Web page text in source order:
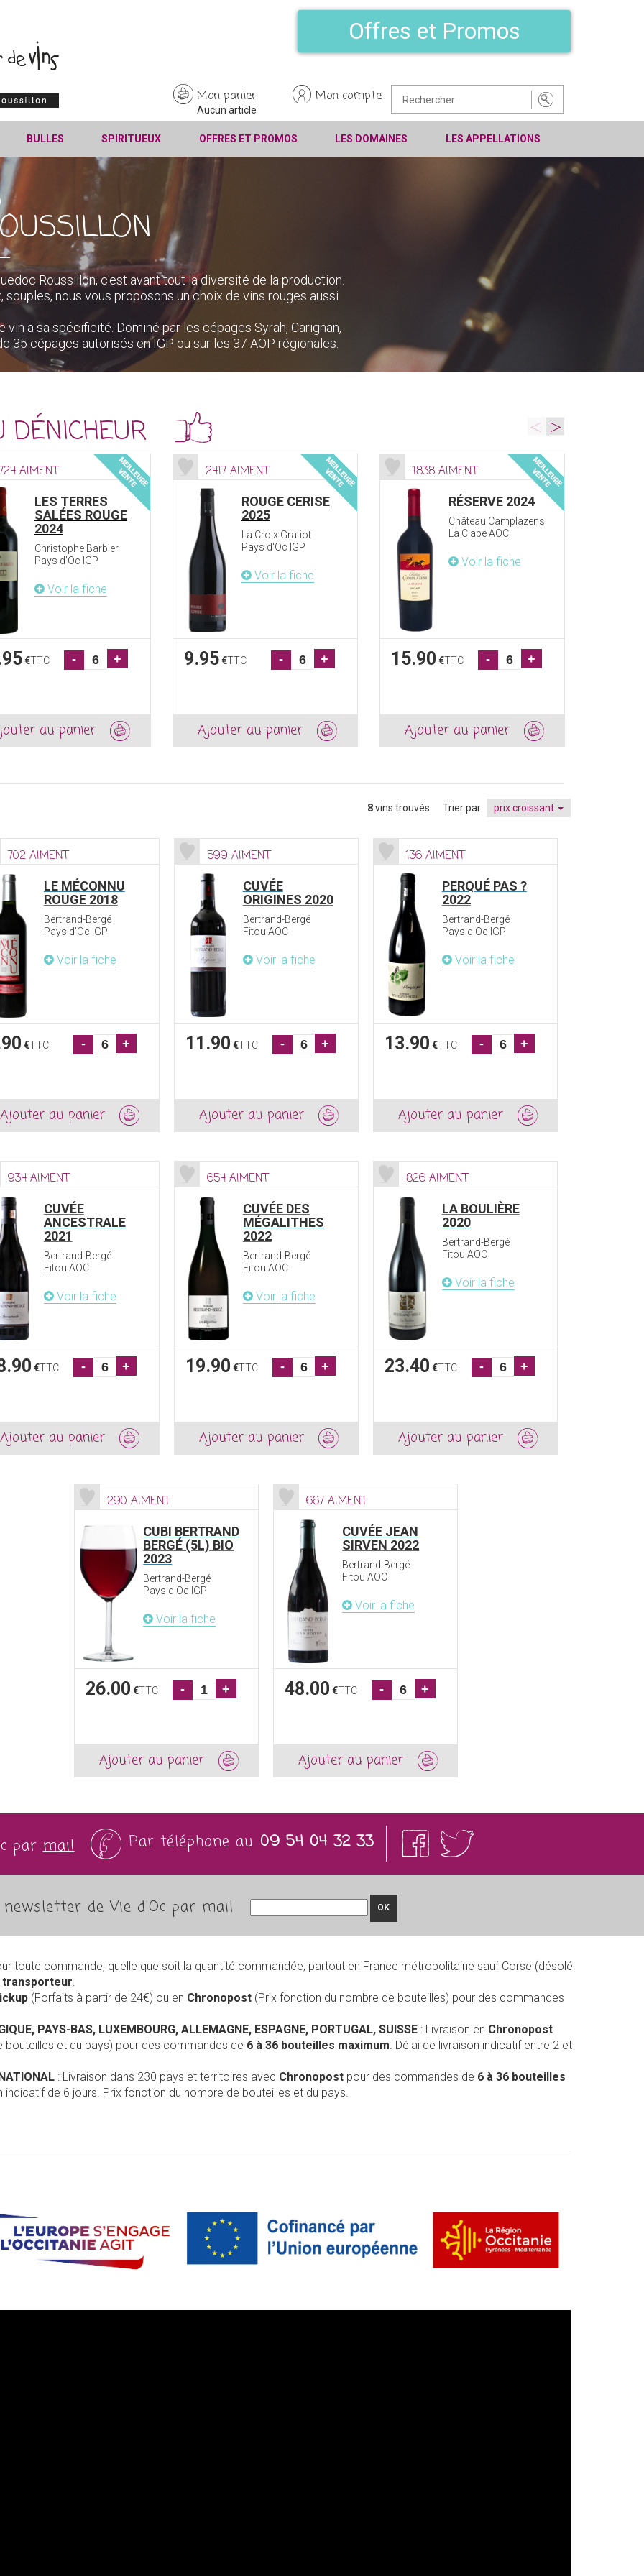
Offres et Promos
Mon panier
Aucun article
Mon compte
BULLES SPIRITUEUX OFFRES ET PROMOS LES DOMAINES LES APPELLATIONS
Roussillon, c'est avant tout la diversité de la production.
nous vous proposons un choix de vins rouges aussi
a sa spécificité. Dominé par les cépages Syrah, Carignan,
35 cépages autorisés en IGP ou sur les 37 AOP régionales.
<
AIMENT
LES TERRES
SALÉES ROUGE
2024
Christophe Barbier
Pays d'Oc IGP
Voir la fiche
€TTC - +
au panier
2417 AIMENT
ROUGE CERISE
2025
La Croix Gratiot
Pays d'Oc IGP
Voir la fiche
9.95€TTC - +
Ajouter au panier
1838 AIMENT
RÉSERVE 2024
Château Camplazens
La Clape AOC
Voir la fiche
15.90 €TTC - +
Ajouter au panier
>
8vins trouvés Trier par prix croissant
702 AIMENT
LE MÉCONNU
ROUGE 2018
Bertrand-Bergé
Pays d'Oc IGP
Voir la fiche
€TTC - +
Ajouter au panier
599 AIMENT
CUVÉE
ORIGINES 2020
Bertrand-Bergé
Fitou AOC
Voir la fiche
11.90 €TTC - +
Ajouter au panier
136 AIMENT
PERQUÉ PAS ?
2022
Bertrand-Bergé
Pays d'Oc IGP
Voir la fiche
13.90 €TTC - +
Ajouter au panier
934 AIMENT
CUVÉE
ANCESTRALE
2021
Bertrand-Bergé
Fitou AOC
Voir la fiche
€TTC - +
Ajouter au panier
654 AIMENT
CUVÉE DES
MÉGALITHES
2022
Bertrand-Bergé
Fitou AOC
Voir la fiche
19.90 €TTC - +
Ajouter au panier
826 AIMENT
LA BOULIÈRE
2020
Bertrand-Bergé
Fitou AOC
Voir la fiche
23.40 €TTC - +
Ajouter au panier
290 AIMENT
CUBI BERTRAND
BERGÉ (5L) BIO
2023
Bertrand-Bergé
Pays d'Oc IGP
Voir la fiche
26.00 €TTC - +
Ajouter au panier
667 AIMENT
CUVÉE JEAN
SIRVEN 2022
Bertrand-Bergé
Fitou AOC
Voir la fiche
48.00 €TTC - +
Ajouter au panier
parmail Par téléphone au 09 54 04 32 33
de Vie d'Oc par mail OK
toute commande, quelle que soit la quantité commandée, partout en France métropolitaine sauf Corse (désolé
transporteur.
(Forfaits à partir de 24€) ou en Chronopost (Prix fonction du nombre de bouteilles) pour des commandes
PAYS-BAS, LUXEMBOURG, ALLEMAGNE, ESPAGNE, PORTUGAL, SUISSE : Livraison en Chronopost
bouteilles et du pays) pour des commandes de 6 à 36 bouteilles maximum. Délai de livraison indicatif entre 2 et
: Livraison dans 230 pays et territoires avec Chronopost pour des commandes de 6 à 36 bouteilles
indicatif de 6 jours. Prix fonction du nombre de bouteilles et du pays.